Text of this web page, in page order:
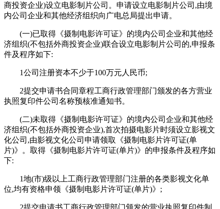
商投资企业)设立电影制片公司。申请设立电影制片公司,由境
内公司企业和其他经济组织向广电总局提出申请。
(一)已取得《摄制电影许可证》的境内公司企业和其他经
济组织(不包括外商投资企业)联合设立电影制片公司的,申报条
件及程序如下:
1公司注册资本不少于100万元人民币;
2提交申请书合同章程工商行政管理部门颁发的各方营业
执照复印件公司名称预核准通知书。
(二)未取得《摄制电影许可证》的境内公司企业和其他经
济组织(不包括外商投资企业),首次拍摄电影片时须设立影视文
化公司,由影视文化公司申请领取《摄制电影片许可证(单
片)》。取得《摄制电影片许可证(单片)》的申报条件及程序如
下:
1地(市)级以上工商行政管理部门注册的各类影视文化单
位,均有资格申领《摄制电影片许可证(单片)》;
2提交申请书工商行政管理部门颁发的营业执照复印件制